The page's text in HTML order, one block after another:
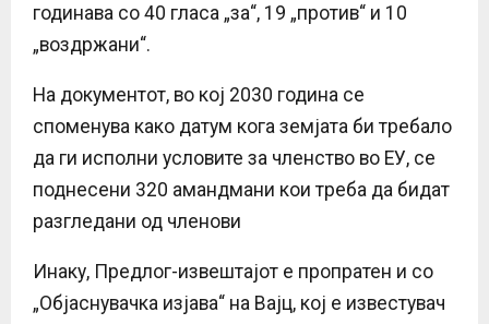
годинава со 40 гласа „за“, 19 „против“ и 10
„воздржани“.
На документот, во кој 2030 година се
споменува како датум кога земјата би требало
да ги исполни условите за членство во ЕУ, се
поднесени 320 амандмани кои треба да бидат
разгледани од членови
Инаку, Предлог-извештајот е пропратен и со
„Објаснувачка изјава“ на Вајц, кој е известувач